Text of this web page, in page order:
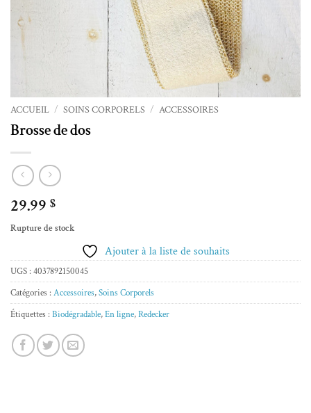
ACCUEIL / SOINS CORPORELS / ACCESSOIRES
Brosse de dos
29.99 $
Rupture de stock
Ajouter à la liste de souhaits
UGS : 4037892150045
Catégories : Accessoires,Soins Corporels
Étiquettes : Biodégradable,En ligne,Redecker